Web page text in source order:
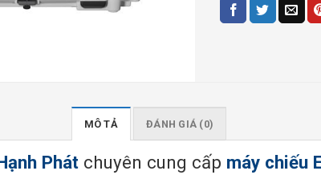
MÔ TẢ ĐÁNH GIÁ (0)
Phát chuyên cung cấp máy chiếu